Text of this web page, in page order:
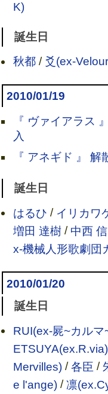
K)
誕生日
秋都/ 爻(ex-
2010/01/19
『 ヴァイアラス
入
『 アネギド 』 解
誕生日
はるひ / イリカワ
増田 達樹/ 中西 信
x-機械人形歌劇団
2010/01/20
誕生日
RUI(ex-屍~カルマ
ETSUYA(ex.R.via)
Mervilles)/各臣 /
e l'ange)/凛